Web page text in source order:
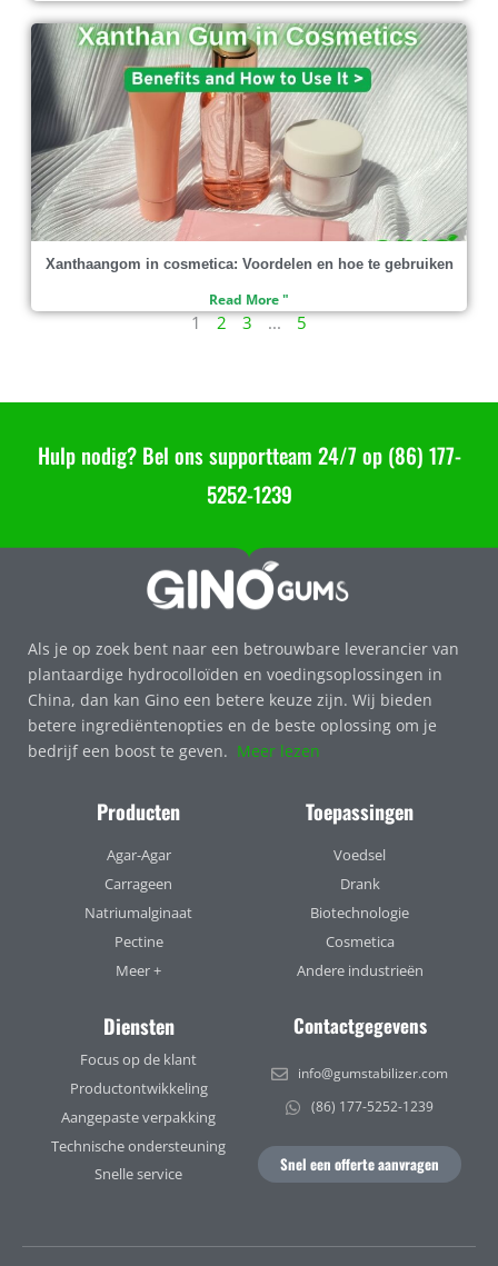
Xanthaangom in cosmetica: Voordelen en hoe te gebruiken
Read More "
1 2 3 ... 5
Hulp nodig? Bel ons supportteam 24/7 op (86) 177-
5252-1239
Als je op zoek bent naar een betrouwbare leverancier van
plantaardige hydrocolloïden en voedingsoplossingen in
China, dan kan Gino een betere keuze zijn. Wij bieden
betere ingrediëntenopties en de beste oplossing om je
bedrijf een boost te geven. Meer lezen
Producten
Agar-Agar
Carrageen
Natriumalginaat
Pectine
Meer +
Toepassingen
Voedsel
Drank
Biotechnologie
Cosmetica
Andere industrieën
Diensten
Focus op de klant
Productontwikkeling
Aangepaste verpakking
Technische ondersteuning
Snelle service
Contactgegevens
info@gumstabilizer.com
(86) 177-5252-1239
Snel een offerte aanvragen